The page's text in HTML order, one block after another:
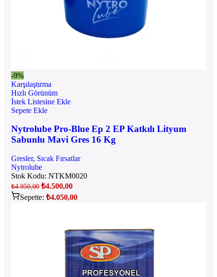
-9%
Karşılaştırma
Hızlı Görünüm
İstek Listesine Ekle
Sepete Ekle
Nytrolube Pro-Blue Ep 2 EP Katkılı Lityum
Sabunlu Mavi Gres 16 Kg
Gresler, Sıcak Fırsatlar
Nytrolube
Stok Kodu: NTKM0020
₺4.950,00 ₺4.500,00
Sepette: ₺4.050,00